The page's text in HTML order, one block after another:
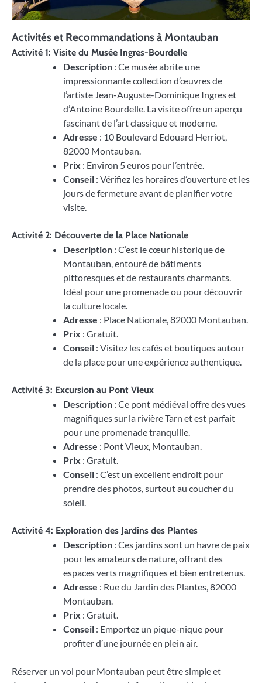
Activités et Recommandations à Montauban
Activité 1: Visite du Musée Ingres-Bourdelle
Description : Ce musée abrite une
impressionnante collection d’œuvres de
l’artiste Jean-Auguste-Dominique Ingres et
d’Antoine Bourdelle. La visite offre un aperçu
fascinant de l’art classique et moderne.
Adresse : 10 Boulevard Edouard Herriot,
82000 Montauban.
Prix : Environ 5 euros pour l’entrée.
Conseil : Vérifiez les horaires d’ouverture et les
jours de fermeture avant de planifier votre
visite.
Activité 2: Découverte de la Place Nationale
Description : C’est le cœur historique de
Montauban, entouré de bâtiments
pittoresques et de restaurants charmants.
Idéal pour une promenade ou pour découvrir
la culture locale.
Adresse : Place Nationale, 82000 Montauban.
Prix : Gratuit.
Conseil : Visitez les cafés et boutiques autour
de la place pour une expérience authentique.
Activité 3: Excursion au Pont Vieux
Description : Ce pont médiéval offre des vues
magnifiques sur la rivière Tarn et est parfait
pour une promenade tranquille.
Adresse : Pont Vieux, Montauban.
Prix : Gratuit.
Conseil : C’est un excellent endroit pour
prendre des photos, surtout au coucher du
soleil.
Activité 4: Exploration des Jardins des Plantes
Description : Ces jardins sont un havre de paix
pour les amateurs de nature, offrant des
espaces verts magnifiques et bien entretenus.
Adresse : Rue du Jardin des Plantes, 82000
Montauban.
Prix : Gratuit.
Conseil : Emportez un pique-nique pour
profiter d’une journée en plein air.
Réserver un vol pour Montauban peut être simple et